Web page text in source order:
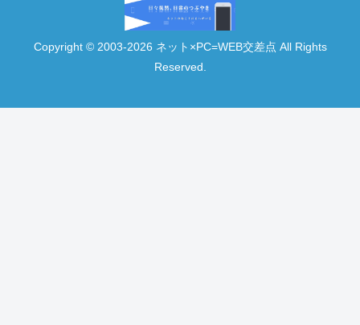
Copyright © 2003-2026 ネット×PC=WEB交差点 All Rights
Reserved.